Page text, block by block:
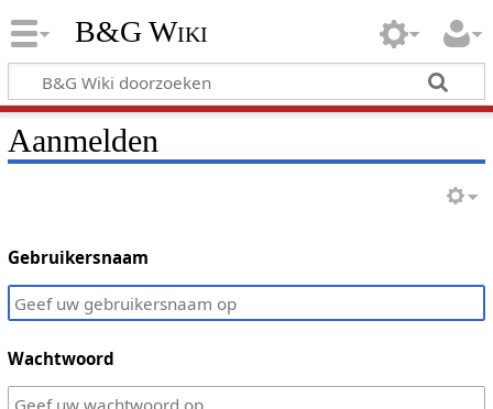
B&G Wiki
Aanmelden
Gebruikersnaam
Wachtwoord